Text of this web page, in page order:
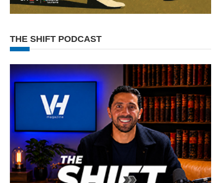
THE SHIFT PODCAST